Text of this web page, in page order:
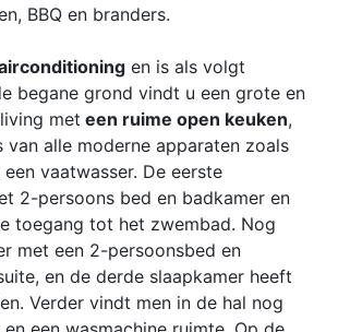
BBQ en branders.
en is als volgt
begane grond vindt u een grote en
met een ruime open keuken,
van alle moderne apparaten zoals
vaatwasser. De eerste
2-persoons bed en badkamer en
toegang tot het zwembad. Nog
met een 2-persoonsbed en
en de derde slaapkamer heeft
Verder vindt men in de hal nog